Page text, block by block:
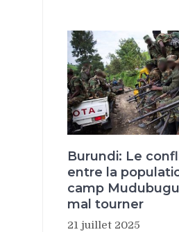
Burundi: Le
entre la
camp
mal tourner
21 juillet 2025